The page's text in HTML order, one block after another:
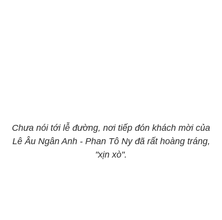
Chưa nói tới lễ đường, nơi tiếp đón khách mời của
Lê Âu Ngân Anh - Phan Tô Ny đã rất hoàng tráng,
"xịn xò".